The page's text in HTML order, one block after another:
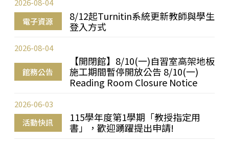
電子資源
8/12起Turnitin系統更新教師與學生
登入方式
2026-08-04
館務公告
【開閉館】8/10(一)自習室高架地板
施工期間暫停開放公告 8/10(一)
Reading Room Closure Notice
2026-08-04
活動快訊
115學年度第1學期「教授指定用
書」，歡迎踴躍提出申請!
2026-06-03